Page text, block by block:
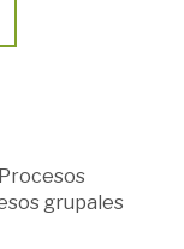
Procesos
grupales